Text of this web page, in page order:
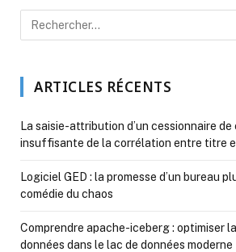
ARTICLES RÉCENTS
La saisie-attribution d’un cessionnaire
insuffisante de la corrélation entre titre
Logiciel GED : la promesse d’un bureau
comédie du chaos
Comprendre apache-iceberg : optimiser
données dans le lac de données moderne